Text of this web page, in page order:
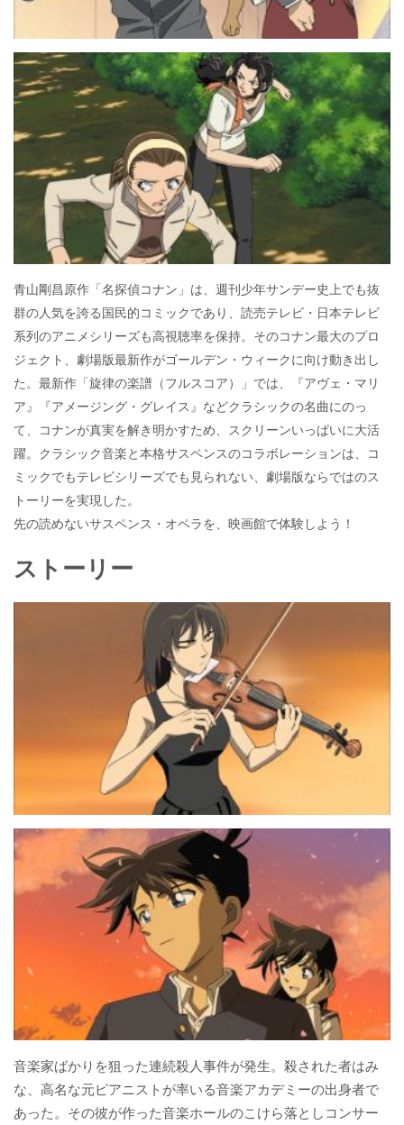
青山剛昌原作「名探偵コナン」は、週刊少年サンデー史上でも抜
群の人気を誇る国民的コミックであり、読売テレビ・日本テレビ
系列のアニメシリーズも高視聴率を保持。そのコナン最大のプロ
ジェクト、劇場版最新作がゴールデン・ウィークに向け動き出し
た。最新作「旋律の楽譜（フルスコア）」では、『アヴェ・マリ
ア』『アメージング・グレイス』などクラシックの名曲にのっ
て、コナンが真実を解き明かすため、スクリーンいっぱいに大活
躍。クラシック音楽と本格サスペンスのコラボレーションは、コ
ミックでもテレビシリーズでも見られない、劇場版ならではのス
トーリーを実現した。
先の読めないサスペンス・オペラを、映画館で体験しよう！
ストーリー
音楽家ばかりを狙った連続殺人事件が発生。殺された者はみ
な、高名な元ピアニストが率いる音楽アカデミーの出身者で
あった。その彼が作った音楽ホールのこけら落としコンサー